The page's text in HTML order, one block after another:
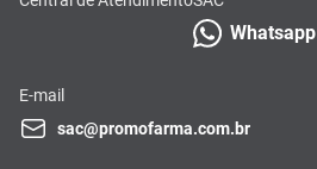
Whatsapp
E-mail
sac@promofarma.com.br